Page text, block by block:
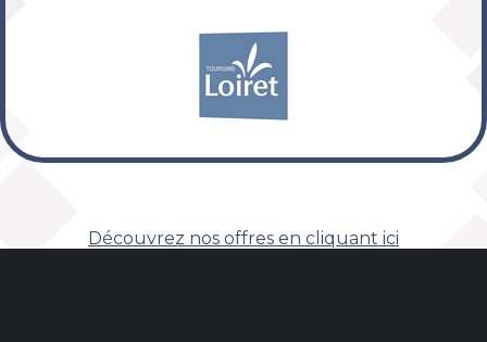
Découvrez nos offres en cliquant ici